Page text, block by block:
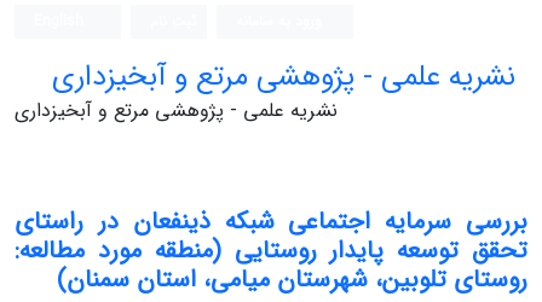
نشریه علمی - پژوهشی مرتع و آبخیزداری
نشریه علمی - پژوهشی مرتع و آبخیزداری
بررسی سرمایه اجتماعی شبکه ذینفعان در راستای
تحقق توسعه پایدار روستایی (منطقه مورد مطالعه:
روستای تلوبین، شهرستان میامی، استان سمنان)